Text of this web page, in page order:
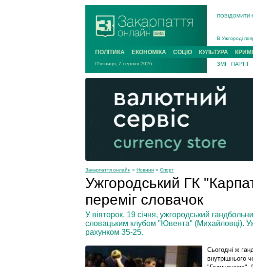
ПОВІДОМИТИ
В Ужгороді
В Ужгороді 5
Підтвердили
На війні з рф
На Хустщині
Інструктора
ПОЛІТИКА ЕКОНОМІКА СОЦІО КУЛЬТУРА
П'ятниця, 7 серпня 2026 ЗМІ ПАРТІЇ
Закарпаття онлайн » Новини » Спорт
Ужгородський ГК
переміг словачок
У вівторок, 19 січня, ужгородський
словацьким клубом "Ювента" (Михайловці).
рахунком 35-25.
Сьогодні ж
внутрішнього